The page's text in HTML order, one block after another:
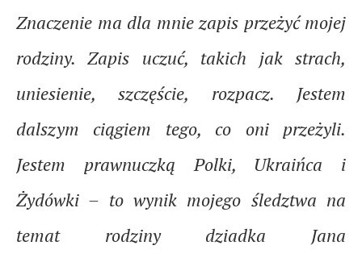
Znaczenie ma dla mnie zapis przeżyć mojej
rodziny. Zapis uczuć, takich jak strach,
uniesienie, szczęście, rozpacz. Jestem
dalszym ciągiem tego, co oni przeżyli.
Jestem prawnuczką Polki, Ukraińca i
Żydówki – to wynik mojego śledztwa na
temat rodziny dziadka Jana